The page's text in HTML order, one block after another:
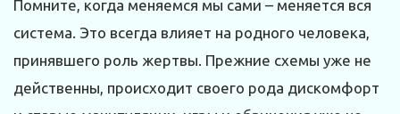
Помните, когда меняемся мы сами – меняется вся
система. Это всегда влияет на родного человека,
принявшего роль жертвы. Прежние схемы уже не
действенны, происходит своего рода дискомфорт